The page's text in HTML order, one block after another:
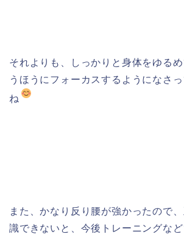
それよりも、しっかりと身体をゆる
うほうにフォーカスするようになさ
ね
また、かなり反り腰が強かったので
識できないと、今後トレーニングな